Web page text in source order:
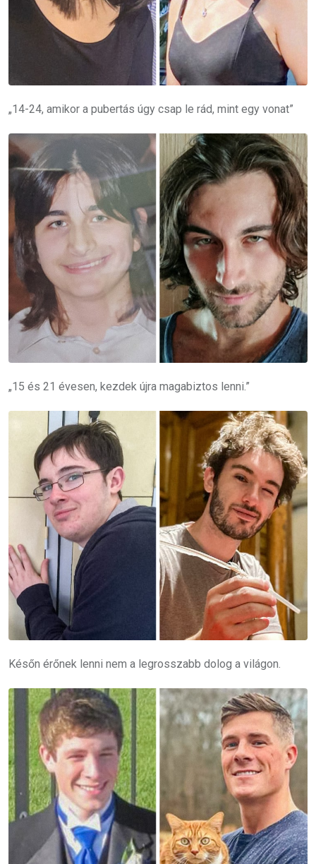
„14-24, amikor a pubertás úgy csap le rád, mint egy vonat”
„15 és 21 évesen, kezdek újra magabiztos lenni.”
Későn érőnek lenni nem a legrosszabb dolog a világon.